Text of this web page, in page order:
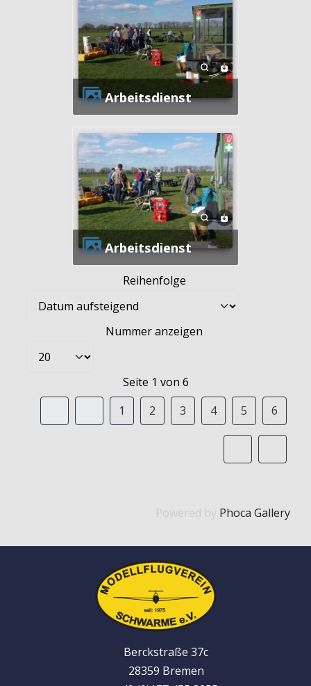
Arbeitsdienst
Arbeitsdienst
Reihenfolge
Nummer anzeigen
Seite 1 von 6
1
2 3 4 5 6
Powered by Phoca Gallery
Berckstraße 37c
28359 Bremen